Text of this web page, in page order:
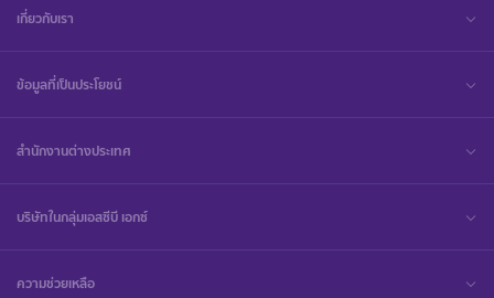
เกี่ยวกับเรา
ข้อมูลที่เป็นประโยชน์
สำนักงานต่างประเทศ
บริษัทในกลุ่มเอสซีบี เอกซ์
ความช่วยเหลือ